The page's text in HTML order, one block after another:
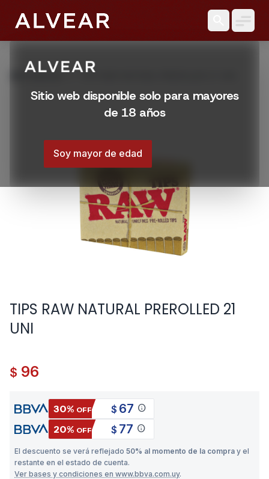
Sitio web disponible solo para mayores
de 18 años
Soy mayor de edad
Productos TIPS RAW NATURAL PREROLLED 21 UNI
TIPS RAW NATURAL PREROLLED 21
UNI
$ 96
30% OFF $ 67 info
20% OFF $ 77 info
El descuento se verá reflejado 50% al momento de la compra y el
restante en el estado de cuenta.
Ver bases y condiciones en www.bbva.com.uy.